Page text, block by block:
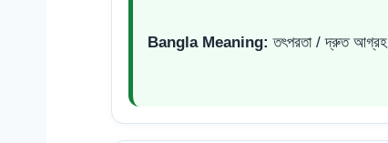
Bangla Meaning: তৎপরতা / দ্রুত আগ্রহ